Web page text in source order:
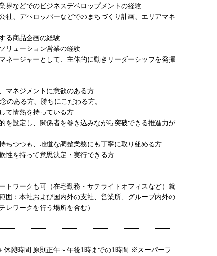
界などでのビジネスデベロップメントの経験
社、デベロッパーなどでのまちづくり計画、エリアマネ
る商品企画の経験
リューション営業の経験
ネージャーとして、主体的に動きリーダーシップを発揮
マネジメントに意欲のある方
のある方、勝ちにこだわる方。
て情熱を持っている方
を設定し、関係者を巻き込みながら突破できる推進力が
ちつつも、地道な調整業務にも丁寧に取り組める方
性を持って意思決定・実行できる方
トワークも可（在宅勤務・サテライトオフィスなど）就
囲：本社および国内外の支社、営業所、グループ内外の
レワークを行う場所を含む）
休憩時間 原則正午～午後1時までの1時間 ※スーパーフ